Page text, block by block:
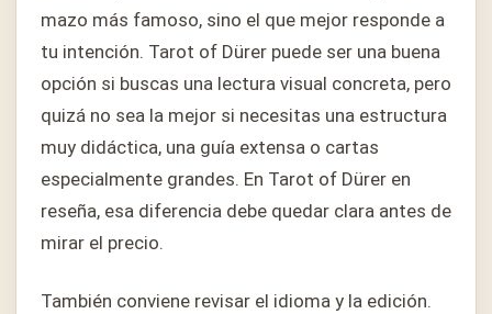
mazo más famoso, sino el que mejor responde a
tu intención. Tarot of Dürer puede ser una buena
opción si buscas una lectura visual concreta, pero
quizá no sea la mejor si necesitas una estructura
muy didáctica, una guía extensa o cartas
especialmente grandes. En Tarot of Dürer en
reseña, esa diferencia debe quedar clara antes de
mirar el precio.
También conviene revisar el idioma y la edición.